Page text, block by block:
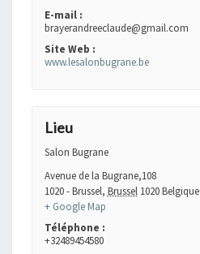
E-mail :
brayerandreeclaude@gmail.com
Site Web :
www.lesalonbugrane.be
Lieu
Salon Bugrane
Avenue de la Bugrane,108
1020 - Brussel, Brussel 1020Belgique
+ Google Map
Téléphone :
+32489454580